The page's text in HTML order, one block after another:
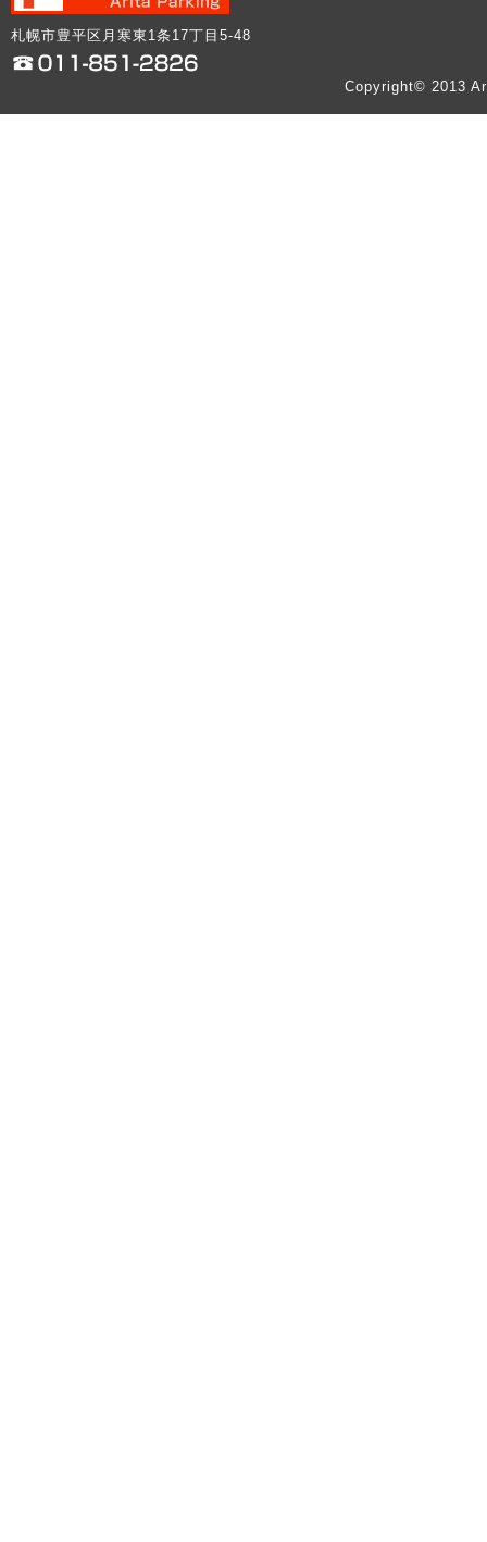
札幌市豊平区月寒東1条17丁目5-48
Copyright© 2013